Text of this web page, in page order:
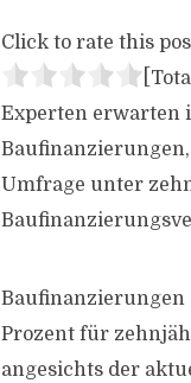
Click to rate this
Experten erwarten
Umfrage unter
Baufinanzierungen
Prozent für
angesichts der